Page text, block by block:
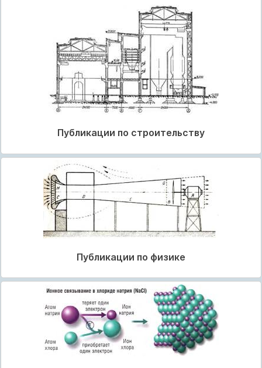
Публикации по строительству
Публикации по физике